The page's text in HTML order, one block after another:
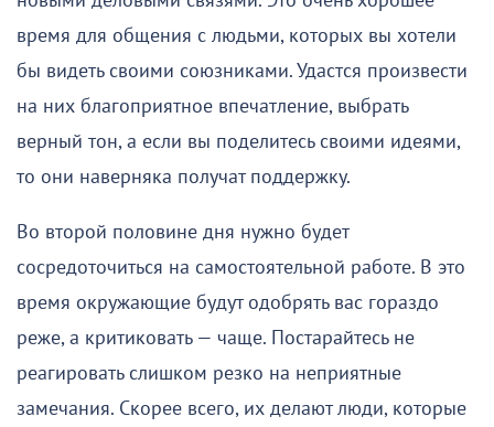
время для общения с людьми, которых вы хотели
бы видеть своими союзниками. Удастся произвести
на них благоприятное впечатление, выбрать
верный тон, а если вы поделитесь своими идеями,
то они наверняка получат поддержку.
Во второй половине дня нужно будет
сосредоточиться на самостоятельной работе. В это
время окружающие будут одобрять вас гораздо
реже, а критиковать — чаще. Постарайтесь не
реагировать слишком резко на неприятные
замечания. Скорее всего, их делают люди, которые